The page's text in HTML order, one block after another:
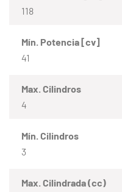
118
Mín. Potencia [cv]
41
Max. Cilindros
4
Mín. Cilindros
3
Max. Cilindrada (cc)